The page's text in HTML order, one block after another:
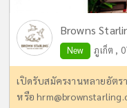
Browns
New ภูเก็ต ,
เปิดรับสมัครงานหลายอัตร
หรือ